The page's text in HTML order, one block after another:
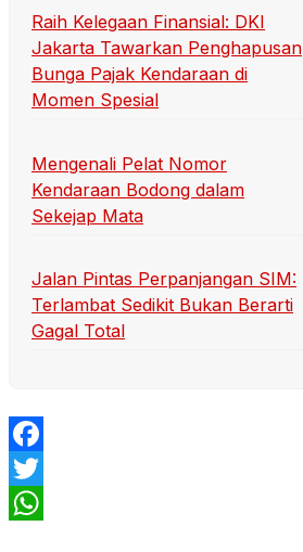
Raih Kelegaan Finansial: DKI
Jakarta Tawarkan Penghapusan
Bunga Pajak Kendaraan di
Momen Spesial
Mengenali Pelat Nomor
Kendaraan Bodong dalam
Sekejap Mata
Jalan Pintas Perpanjangan SIM:
Terlambat Sedikit Bukan Berarti
Gagal Total
Facebook
Twitter